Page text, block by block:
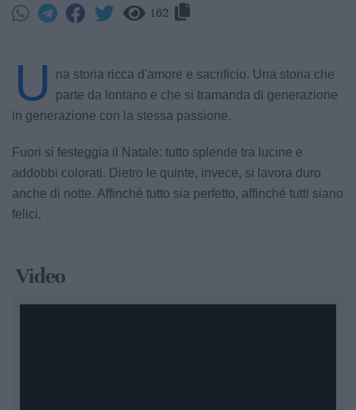
162
U
na storia ricca d'amore e sacrificio. Una storia che
parte da lontano e che si tramanda di generazione
in generazione con la stessa passione.
Fuori si festeggia il Natale: tutto splende tra lucine e
addobbi colorati. Dietro le quinte, invece, si lavora duro
anche di notte. Affinché tutto sia perfetto, affinché tutti siano
felici.
Video